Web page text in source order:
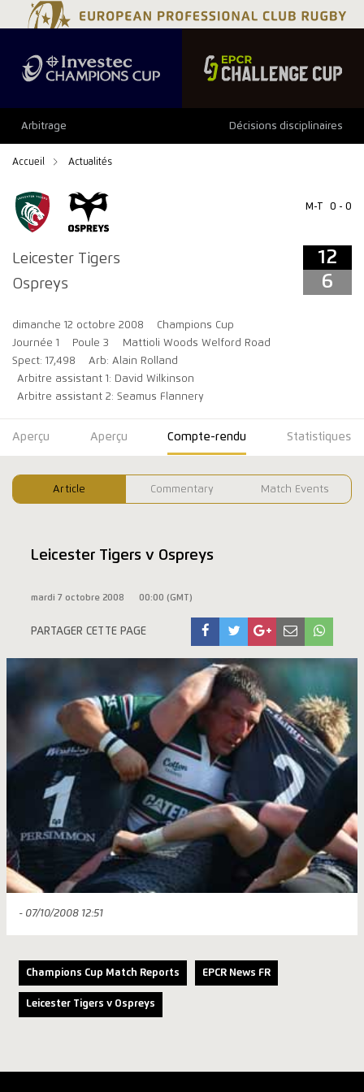
Arbitrage Décisions disciplinaires
Accueil Actualités
Leicester Tigers
Ospreys
M-T 0 - 0
12
6
dimanche 12 octobre 2008
Champions Cup
Journée 1
Poule 3
Mattioli Woods Welford Road
Spect: 17,498
Arb: Alain Rolland
Arbitre assistant 1: David Wilkinson
Arbitre assistant 2: Seamus Flannery
12 6
Aperçu Aperçu Compte-rendu Statistiques
Article Commentary Match Events
Leicester Tigers v Ospreys
mardi 7 octobre 2008 00:00 (GMT)
PARTAGER CETTE PAGE
- 07/10/2008 12:51
Champions Cup Match Reports EPCR News FR
Leicester Tigers v Ospreys